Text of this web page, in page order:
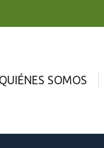
QUIÉNES SOMOS